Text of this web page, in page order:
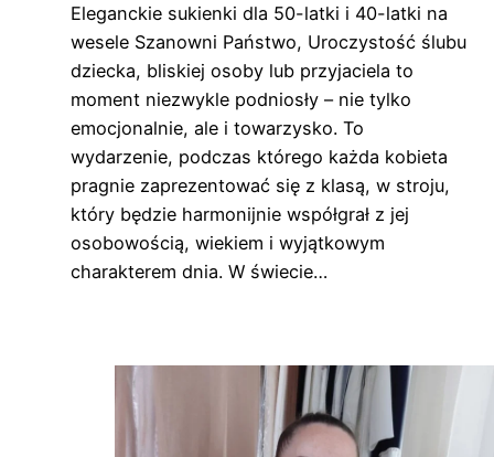
Eleganckie sukienki dla 50-latki i 40-latki na
wesele Szanowni Państwo, Uroczystość ślubu
dziecka, bliskiej osoby lub przyjaciela to
moment niezwykle podniosły – nie tylko
emocjonalnie, ale i towarzysko. To
wydarzenie, podczas którego każda kobieta
pragnie zaprezentować się z klasą, w stroju,
który będzie harmonijnie współgrał z jej
osobowością, wiekiem i wyjątkowym
charakterem dnia. W świecie…